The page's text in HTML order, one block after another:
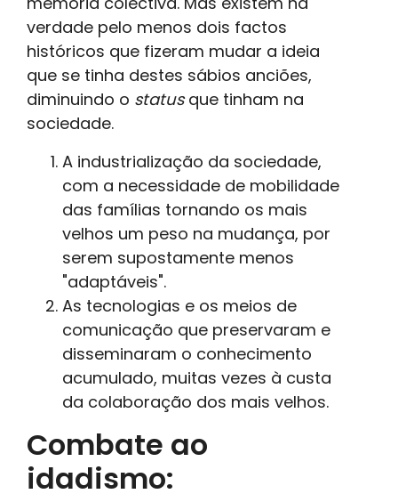
verdade pelo menos dois factos
históricos que fizeram mudar a ideia
que se tinha destes sábios anciões,
diminuindo o statusque tinham na
sociedade.
A industrialização da sociedade,
com a necessidade de mobilidade
das famílias tornando os mais
velhos um peso na mudança, por
serem supostamente menos
"adaptáveis".
As tecnologias e os meios de
comunicação que preservaram e
disseminaram o conhecimento
acumulado, muitas vezes à custa
da colaboração dos mais velhos.
Combate ao
idadismo: